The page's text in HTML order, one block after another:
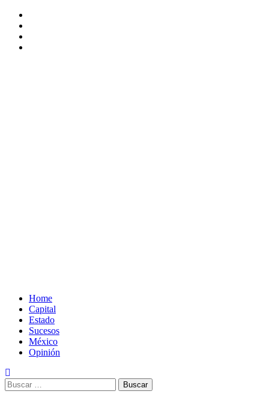
Saltar
contenido
Home
Capital
Estado
Sucesos
México
Opinión
Buscar: